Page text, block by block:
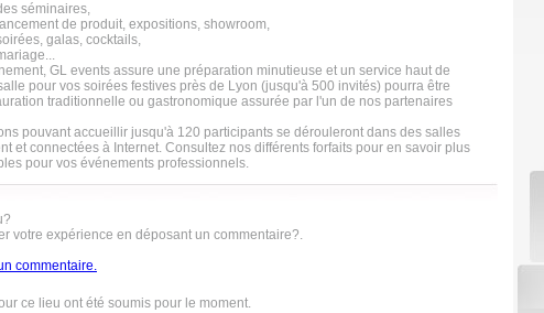
séminaires,
de produit, expositions, showroom,
galas, cocktails,
GL events assure une préparation minutieuse et un service haut de
pour vos soirées festives près de Lyon (jusqu'à 500 invités) pourra être
traditionnelle ou gastronomique assurée par l'un de nos partenaires
pouvant accueillir jusqu'à 120 participants se dérouleront dans des salles
et connectées à Internet. Consultez nos différents forfaits pour en savoir plus
pour vos événements professionnels.
votre expérience en déposant un commentaire?.
commentaire.
ce lieu ont été soumis pour le moment.